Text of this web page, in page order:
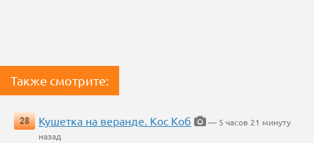
Также смотрите:
28 Кушетка на веранде. Кос Коб
— 5 часов 21 минуту
назад